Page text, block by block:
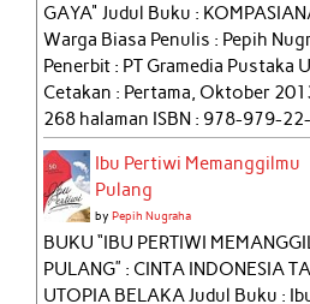
GAYA" Judul Buku :
Warga Biasa Penulis : Pepih
Penerbit : PT Gramedia Pustaka
Cetakan : Pertama, Oktober
268 halaman ISBN : 978-979-
Ibu Pertiwi Memanggilmu
Pulang
byPepih Nugraha
BUKU “IBU PERTIWI
PULANG” : CINTA INDONESIA
UTOPIA BELAKA Judul Buku :